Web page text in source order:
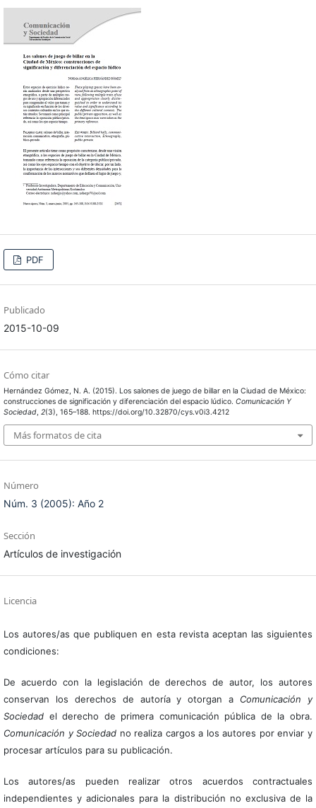
PDF
Publicado
2015-10-09
Cómo citar
Hernández Gómez, N. A. (2015). Los salones de juego de billar en la Ciudad de México:
construcciones de significación y diferenciación del espacio lúdico. Comunicación Y
Sociedad, 2(3), 165–188. https://doi.org/10.32870/cys.v0i3.4212
Más formatos de cita
Número
Núm. 3 (2005): Año 2
Sección
Artículos de investigación
Licencia
Los autores/as que publiquen en esta revista aceptan las siguientes
condiciones:
De acuerdo con la legislación de derechos de autor, los autores
conservan los derechos de autoría y otorgan a Comunicación y
Sociedadel derecho de primera comunicación pública de la obra.
Comunicación y Sociedad no realiza cargos a los autores por enviar y
procesar artículos para su publicación.
Los autores/as pueden realizar otros acuerdos contractuales
independientes y adicionales para la distribución no exclusiva de la